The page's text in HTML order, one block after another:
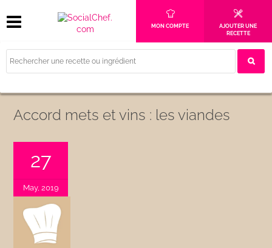
MON COMPTE
AJOUTER UNE
RECETTE
Accord mets et vins : les viandes
27
May, 2019